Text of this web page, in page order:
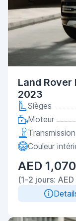
Land Rover
2023
Sièges
Moteur
Transmission
Couleur
AED
(1-2 jours: